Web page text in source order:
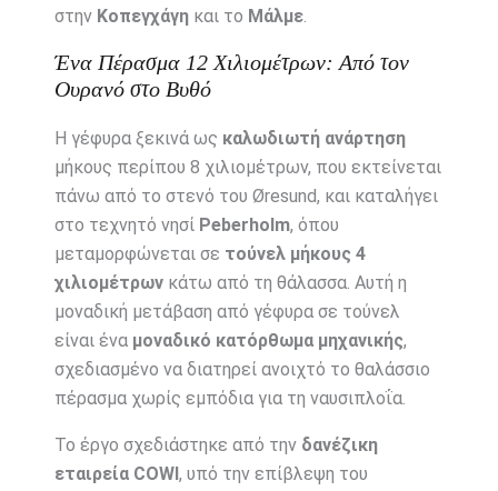
στην Κοπεγχάγηκαι το Μάλμε.
Ένα Πέρασμα 12 Χιλιομέτρων: Από τον
Ουρανό στο Βυθό
Η γέφυρα ξεκινά ως καλωδιωτή ανάρτηση
μήκους περίπου 8 χιλιομέτρων, που εκτείνεται
πάνω από το στενό του Øresund, και καταλήγει
στο τεχνητό νησί Peberholm, όπου
μεταμορφώνεται σε τούνελ μήκους 4
χιλιομέτρωνκάτω από τη θάλασσα. Αυτή η
μοναδική μετάβαση από γέφυρα σε τούνελ
είναι ένα μοναδικό κατόρθωμα μηχανικής,
σχεδιασμένο να διατηρεί ανοιχτό το θαλάσσιο
πέρασμα χωρίς εμπόδια για τη ναυσιπλοΐα.
Το έργο σχεδιάστηκε από την δανέζικη
εταιρεία COWI , υπό την επίβλεψη του